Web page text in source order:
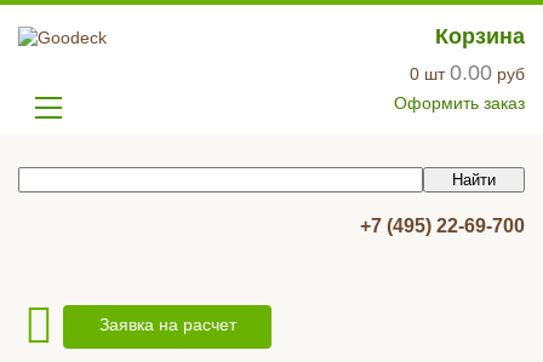
Корзина
0 шт0.00 руб
Оформить заказ
+7 (495) 22-69-700
Заявка на расчет